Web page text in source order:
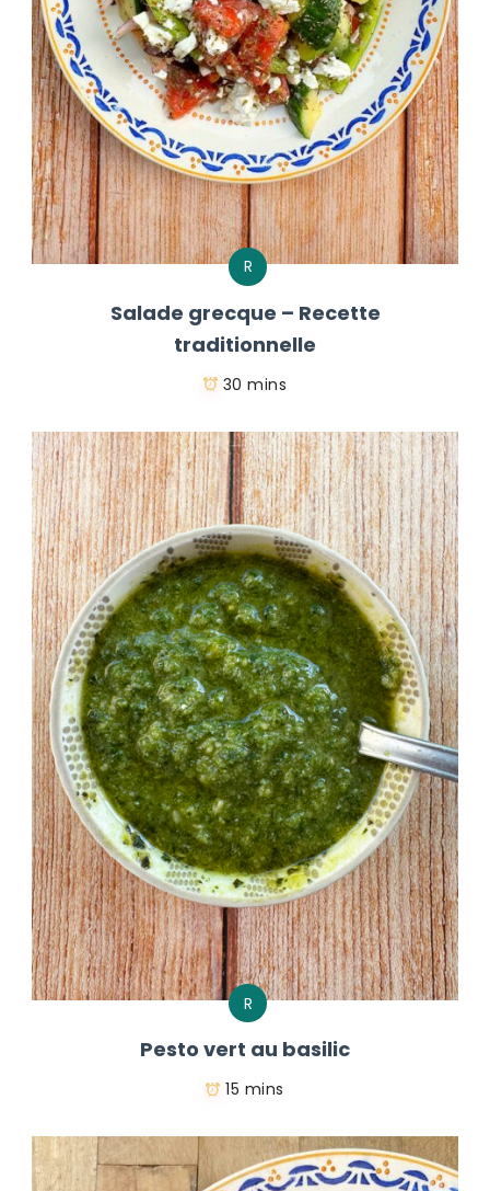
R
Salade grecque – Recette
traditionnelle
30 mins
R
Pesto vert au basilic
15 mins